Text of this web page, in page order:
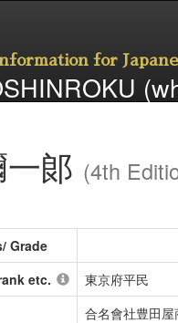
for
郞 (4th
Grade
etc.
東京府平民
合名會社豊田屋